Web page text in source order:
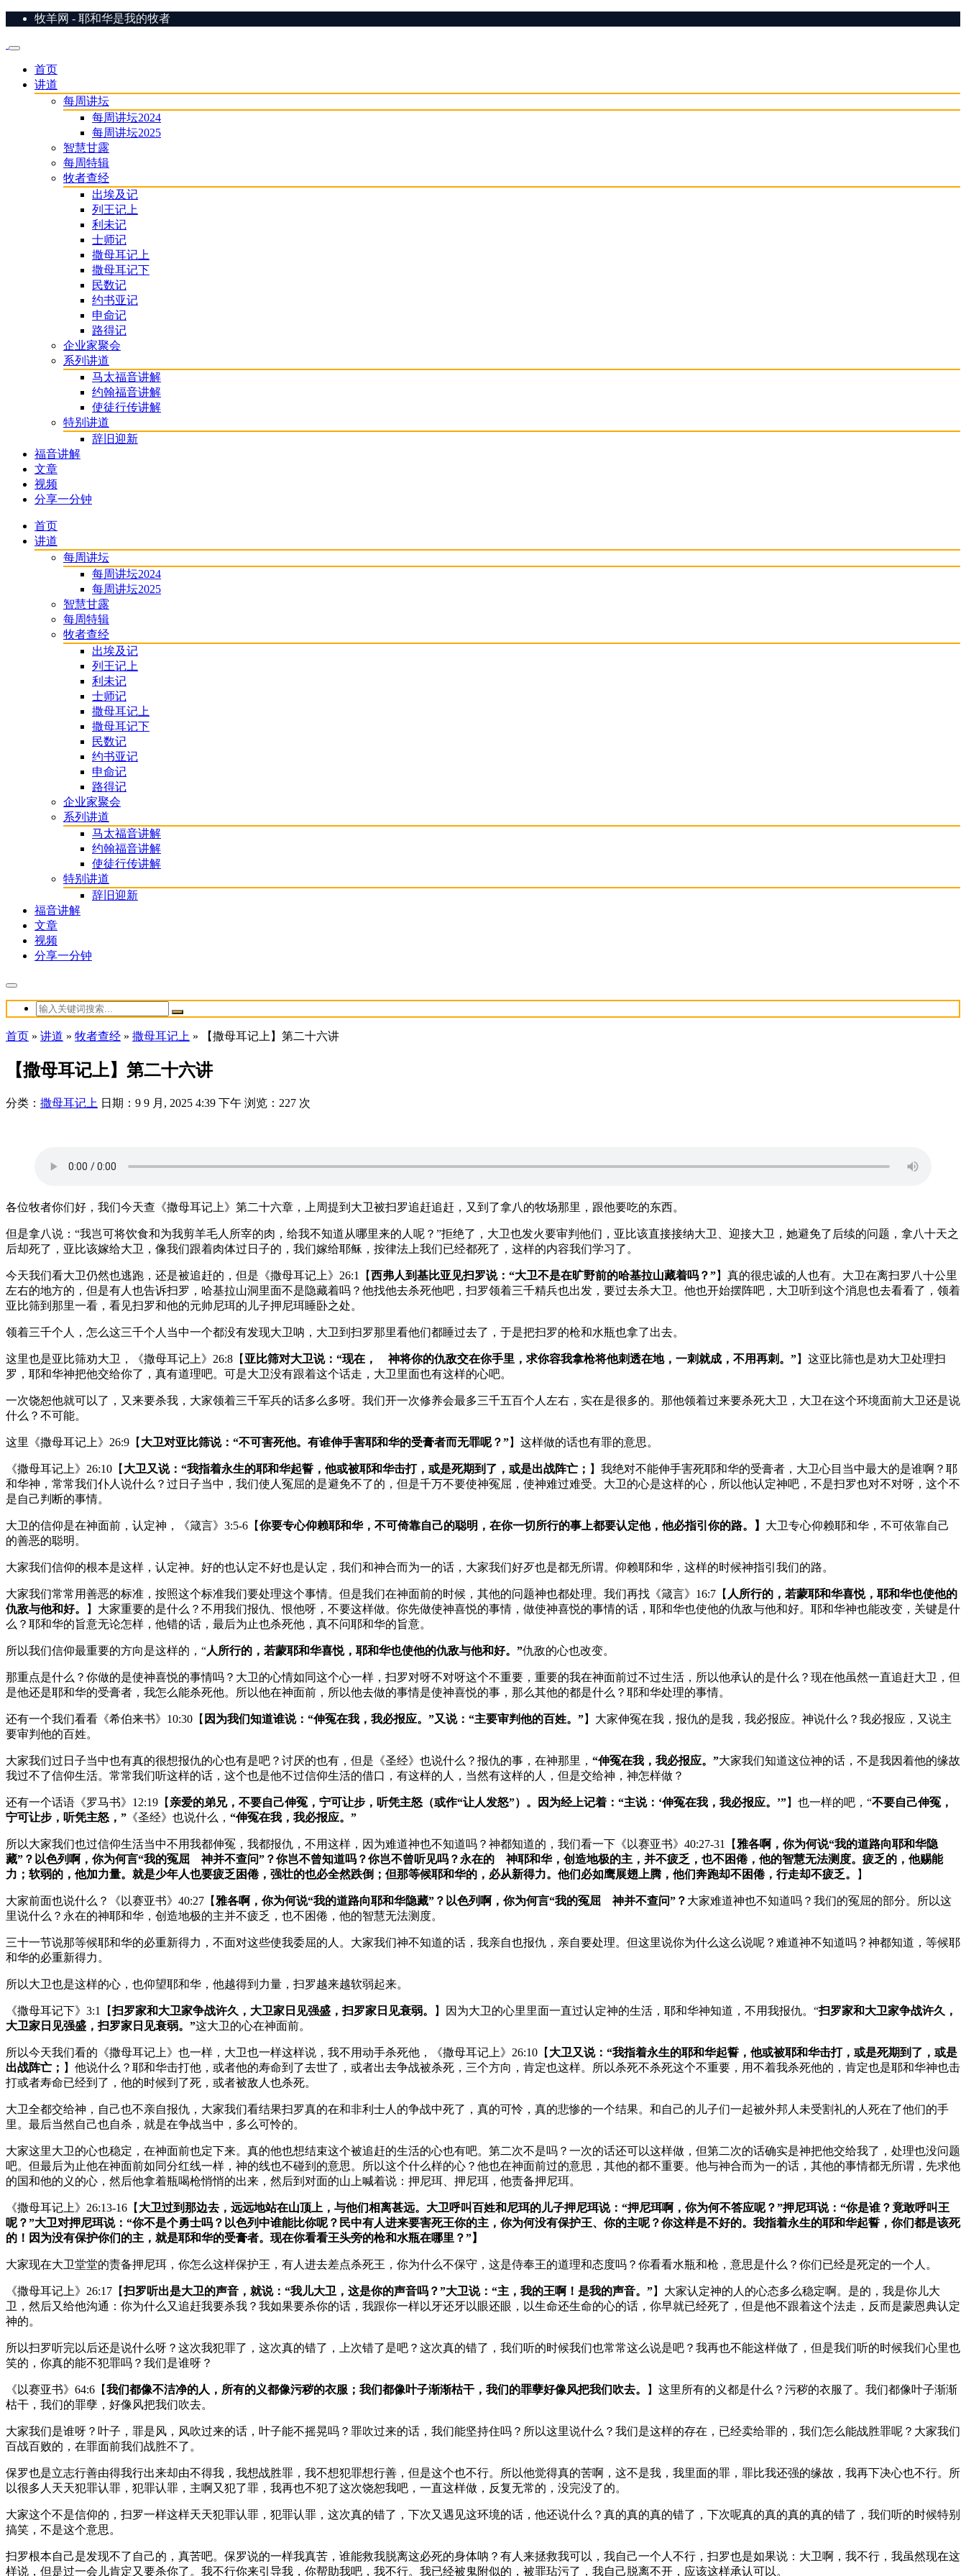
牧羊网 - 耶和华是我的牧者
首页
讲道
每周讲坛
每周讲坛2024
每周讲坛2025
智慧甘露
每周特辑
牧者查经
出埃及记
列王记上
利未记
士师记
撒母耳记上
撒母耳记下
民数记
约书亚记
申命记
路得记
企业家聚会
系列讲道
马太福音讲解
约翰福音讲解
使徒行传讲解
特别讲道
辞旧迎新
福音讲解
文章
视频
分享一分钟
首页
讲道
每周讲坛
每周讲坛2024
每周讲坛2025
智慧甘露
每周特辑
牧者查经
出埃及记
列王记上
利未记
士师记
撒母耳记上
撒母耳记下
民数记
约书亚记
申命记
路得记
企业家聚会
系列讲道
马太福音讲解
约翰福音讲解
使徒行传讲解
特别讲道
辞旧迎新
福音讲解
文章
视频
分享一分钟
首页 » 讲道 » 牧者查经 » 撒母耳记上 » 【撒母耳记上】第二十六讲
【撒母耳记上】第二十六讲
分类： 撒母耳记上 日期：9 9 月, 2025 4:39 下午 浏览：227 次
各位牧者你们好，我们今天查《撒母耳记上》第二十六章，上周提到大卫被扫罗追赶追赶，又到了拿八的牧场那里，跟他要吃的东西。
但是拿八说：“我岂可将饮食和为我剪羊毛人所宰的肉，给我不知道从哪里来的人呢？”拒绝了，大卫也发火要审判他们，亚比该直接接纳大卫、迎接大卫，她避免了后续的问题，拿八十天之
后却死了，亚比该嫁给大卫，像我们跟着肉体过日子的，我们嫁给耶稣，按律法上我们已经都死了，这样的内容我们学习了。
今天我们看大卫仍然也逃跑，还是被追赶的，但是《撒母耳记上》26:1【西弗人到基比亚见扫罗说：“大卫不是在旷野前的哈基拉山藏着吗？”】真的很忠诚的人也有。大卫在离扫罗八十公里
左右的地方的，但是有人也告诉扫罗，哈基拉山洞里面不是隐藏着吗？他找他去杀死他吧，扫罗领着三千精兵也出发，要过去杀大卫。他也开始摆阵吧，大卫听到这个消息也去看看了，领着
亚比筛到那里一看，看见扫罗和他的元帅尼珥的儿子押尼珥睡卧之处。
领着三千个人，怎么这三千个人当中一个都没有发现大卫呐，大卫到扫罗那里看他们都睡过去了，于是把扫罗的枪和水瓶也拿了出去。
这里也是亚比筛劝大卫，《撒母耳记上》26:8【 亚比筛对大卫说：“现在， 神将你的仇敌交在你手里，求你容我拿枪将他刺透在地，一刺就成，不用再刺。”】这亚比筛也是劝大卫处理扫
罗，耶和华神把他交给你了，真有道理吧。可是大卫没有跟着这个话走，大卫里面也有这样的心吧。
一次饶恕他就可以了，又来要杀我，大家领着三千军兵的话多么多呀。我们开一次修养会最多三千五百个人左右，实在是很多的。那他领着过来要杀死大卫，大卫在这个环境面前大卫还是说
什么？不可能。
这里《撒母耳记上》26:9【 大卫对亚比筛说：“不可害死他。有谁伸手害耶和华的受膏者而无罪呢？”】这样做的话也有罪的意思。
《撒母耳记上》26:10【 大卫又说：“我指着永生的耶和华起誓，他或被耶和华击打，或是死期到了，或是出战阵亡； 】我绝对不能伸手害死耶和华的受膏者，大卫心目当中最大的是谁啊？耶
和华神，常常我们仆人说什么？过日子当中，我们使人冤屈的是避免不了的，但是千万不要使神冤屈，使神难过难受。大卫的心是这样的心，所以他认定神吧，不是扫罗也对不对呀，这个不
是自己判断的事情。
大卫的信仰是在神面前，认定神，《箴言》3:5-6【你要专心仰赖耶和华，不可倚靠自己的聪明，在你一切所行的事上都要认定他，他必指引你的路。】 大卫专心仰赖耶和华，不可依靠自己
的善恶的聪明。
大家我们信仰的根本是这样，认定神。好的也认定不好也是认定，我们和神合而为一的话，大家我们好歹也是都无所谓。仰赖耶和华，这样的时候神指引我们的路。
大家我们常常用善恶的标准，按照这个标准我们要处理这个事情。但是我们在神面前的时候，其他的问题神也都处理。我们再找《箴言》16:7【 人所行的，若蒙耶和华喜悦，耶和华也使他的
仇敌与他和好。
】大家重要的是什么？不用我们报仇、恨他呀，不要这样做。你先做使神喜悦的事情，做使神喜悦的事情的话，耶和华也使他的仇敌与他和好。耶和华神也能改变，关键是什
么？耶和华的旨意无论怎样，他错的话，最后为止也杀死他，真不问耶和华的旨意。
所以我们信仰最重要的方向是这样的，“人所行的，若蒙耶和华喜悦，耶和华也使他的仇敌与他和好。”仇敌的心也改变。
那重点是什么？你做的是使神喜悦的事情吗？大卫的心情如同这个心一样，扫罗对呀不对呀这个不重要，重要的我在神面前过不过生活，所以他承认的是什么？现在他虽然一直追赶大卫，但
是他还是耶和华的受膏者，我怎么能杀死他。所以他在神面前，所以他去做的事情是使神喜悦的事，那么其他的都是什么？耶和华处理的事情。
还有一个我们看看《希伯来书》10:30【 因为我们知道谁说：“伸冤在我，我必报应。”又说：“主要审判他的百姓。”】大家伸冤在我，报仇的是我，我必报应。神说什么？我必报应，又说主
要审判他的百姓。
大家我们过日子当中也有真的很想报仇的心也有是吧？讨厌的也有，但是《圣经》也说什么？报仇的事，在神那里， “伸冤在我，我必报应。”大家我们知道这位神的话，不是我因着他的缘故
我过不了信仰生活。常常我们听这样的话，这个也是他不过信仰生活的借口，有这样的人，当然有这样的人，但是交给神，神怎样做？
还有一个话语《罗马书》12:19【 亲爱的弟兄，不要自己伸冤，宁可让步，听凭主怒（或作“让人发怒”）。因为经上记着：“主说：‘伸冤在我，我必报应。’”】也一样的吧，“不要自己伸冤，
宁可让步，听凭主怒，” 《圣经》也说什么， “伸冤在我，我必报应。”
所以大家我们也过信仰生活当中不用我都伸冤，我都报仇，不用这样，因为难道神也不知道吗？神都知道的，我们看一下《以赛亚书》40:27-31【雅各啊，你为何说“我的道路向耶和华隐
藏”？以色列啊，你为何言“我的冤屈 神并不查问”？你岂不曾知道吗？你岂不曾听见吗？永在的 神耶和华，创造地极的主，并不疲乏，也不困倦，他的智慧无法测度。疲乏的，他赐能
力；软弱的，他加力量。就是少年人也要疲乏困倦，强壮的也必全然跌倒；但那等候耶和华的，必从新得力。他们必如鹰展翅上腾，他们奔跑却不困倦，行走却不疲乏。
】
大家前面也说什么？《以赛亚书》40:27【雅各啊，你为何说“我的道路向耶和华隐藏”？以色列啊，你为何言“我的冤屈 神并不查问”？ 大家难道神也不知道吗？我们的冤屈的部分。所以这
里说什么？永在的神耶和华，创造地极的主并不疲乏，也不困倦，他的智慧无法测度。
三十一节说那等候耶和华的必重新得力，不面对这些使我委屈的人。大家我们神不知道的话，我亲自也报仇，亲自要处理。但这里说你为什么这么说呢？难道神不知道吗？神都知道，等候耶
和华的必重新得力。
所以大卫也是这样的心，也仰望耶和华，他越得到力量，扫罗越来越软弱起来。
《撒母耳记下》3:1【扫罗家和大卫家争战许久，大卫家日见强盛，扫罗家日见衰弱。 】因为大卫的心里里面一直过认定神的生活，耶和华神知道，不用我报仇。“扫罗家和大卫家争战许久，
大卫家日见强盛，扫罗家日见衰弱。”这大卫的心在神面前。
所以今天我们看的《撒母耳记上》也一样，大卫也一样这样说，我不用动手杀死他，《撒母耳记上》26:10【 大卫又说：“我指着永生的耶和华起誓，他或被耶和华击打，或是死期到了，或是
出战阵亡； 】他说什么？耶和华击打他，或者他的寿命到了去世了，或者出去争战被杀死，三个方向，肯定也这样。所以杀死不杀死这个不重要，用不着我杀死他的，肯定也是耶和华神也击
打或者寿命已经到了，他的时候到了死，或者被敌人也杀死。
大卫全都交给神，自己也不亲自报仇，大家我们看结果扫罗真的在和非利士人的争战中死了，真的可怜，真的悲惨的一个结果。和自己的儿子们一起被外邦人未受割礼的人死在了他们的手
里。最后当然自己也自杀，就是在争战当中，多么可怜的。
大家这里大卫的心也稳定，在神面前也定下来。真的他也想结束这个被追赶的生活的心也有吧。第二次不是吗？一次的话还可以这样做，但第二次的话确实是神把他交给我了，处理也没问题
吧。但最后为止他在神面前如同分红线一样，神的线也不碰到的意思。所以这个什么样的心？他也在神面前过的意思，其他的都不重要。他与神合而为一的话，其他的事情都无所谓，先求他
的国和他的义的心，然后他拿着瓶喝枪悄悄的出来，然后到对面的山上喊着说：押尼珥、押尼珥，他责备押尼珥。
《撒母耳记上》26:13-16【 大卫过到那边去，远远地站在山顶上，与他们相离甚远。大卫呼叫百姓和尼珥的儿子押尼珥说：“押尼珥啊，你为何不答应呢？”押尼珥说：“你是谁？竟敢呼叫王
呢？”大卫对押尼珥说：“你不是个勇士吗？以色列中谁能比你呢？民中有人进来要害死王你的主，你为何没有保护王、你的主呢？你这样是不好的。我指着永生的耶和华起誓，你们都是该死
的！因为没有保护你们的主，就是耶和华的受膏者。现在你看看王头旁的枪和水瓶在哪里？”】
大家现在大卫堂堂的责备押尼珥，你怎么这样保护王，有人进去差点杀死王，你为什么不保守，这是侍奉王的道理和态度吗？你看看水瓶和枪，意思是什么？你们已经是死定的一个人。
《撒母耳记上》26:17【扫罗听出是大卫的声音，就说：“我儿大卫，这是你的声音吗？”大卫说：“主，我的王啊！是我的声音。”】大家认定神的人的心态多么稳定啊。是的，我是你儿大
卫，然后又给他沟通：你为什么又追赶我要杀我？我如果要杀你的话，我跟你一样以牙还牙以眼还眼，以生命还生命的心的话，你早就已经死了，但是他不跟着这个法走，反而是蒙恩典认定
神的。
所以扫罗听完以后还是说什么呀？这次我犯罪了，这次真的错了，上次错了是吧？这次真的错了，我们听的时候我们也常常这么说是吧？我再也不能这样做了，但是我们听的时候我们心里也
笑的，你真的能不犯罪吗？我们是谁呀？
《以赛亚书》64:6【我们都像不洁净的人，所有的义都像污秽的衣服；我们都像叶子渐渐枯干，我们的罪孽好像风把我们吹去。
】这里所有的义都是什么？污秽的衣服了。我们都像叶子渐渐
枯干，我们的罪孽，好像风把我们吹去。
大家我们是谁呀？叶子，罪是风，风吹过来的话，叶子能不摇晃吗？罪吹过来的话，我们能坚持住吗？所以这里说什么？我们是这样的存在，已经卖给罪的，我们怎么能战胜罪呢？大家我们
百战百败的，在罪面前我们战胜不了。
保罗也是立志行善由得我行出来却由不得我，我想战胜罪，我不想犯罪想行善，但是这个也不行。所以他觉得真的苦啊，这不是我，我里面的罪，罪比我还强的缘故，我再下决心也不行。所
以很多人天天犯罪认罪，犯罪认罪，主啊又犯了罪，我再也不犯了这次饶恕我吧，一直这样做，反复无常的，没完没了的。
大家这个不是信仰的，扫罗一样这样天天犯罪认罪，犯罪认罪，这次真的错了，下次又遇见这环境的话，他还说什么？真的真的真的错了，下次呢真的真的真的真的错了，我们听的时候特别
搞笑，不是这个意思。
扫罗根本自己是发现不了自己的，真苦吧。保罗说的一样我真苦，谁能救我脱离这必死的身体呐？有人来拯救我可以，我自己一个人不行，扫罗也是如果说：大卫啊，我不行，我虽然现在这
样说，但是过一会儿肯定又要杀你了。我不行你来引导我，你帮助我吧，我不行。我已经被鬼附似的，被罪玷污了，我自己脱离不开，应该这样承认可以。